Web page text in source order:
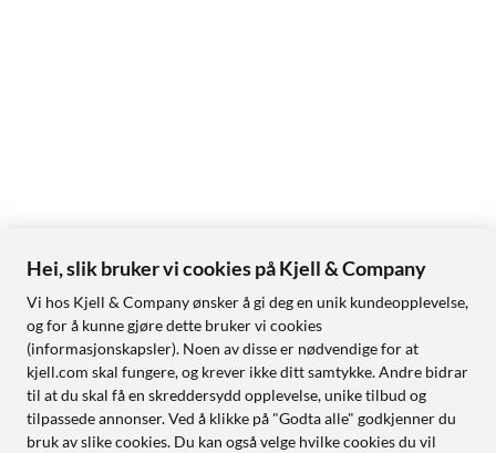
Hei, slik bruker vi cookies på Kjell & Company
Vi hos Kjell & Company ønsker å gi deg en unik kundeopplevelse,
og for å kunne gjøre dette bruker vi cookies
(informasjonskapsler). Noen av disse er nødvendige for at
kjell.com skal fungere, og krever ikke ditt samtykke. Andre bidrar
til at du skal få en skreddersydd opplevelse, unike tilbud og
tilpassede annonser. Ved å klikke på "Godta alle" godkjenner du
bruk av slike cookies. Du kan også velge hvilke cookies du vil